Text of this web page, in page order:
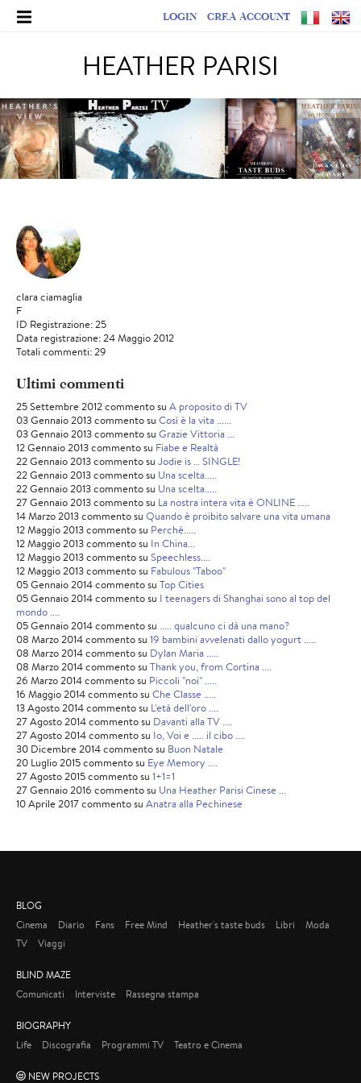
LOGIN CREA ACCOUNT
HEATHER PARISI
clara ciamaglia
F
ID Registrazione: 25
Data registrazione: 24 Maggio 2012
Totali commenti: 29
Ultimi commenti
25 Settembre 2012 commento su A proposito di TV
03 Gennaio 2013 commento su Così è la vita ......
03 Gennaio 2013 commento su Grazie Vittoria ...
12 Gennaio 2013 commento su Fiabe e Realtà
22 Gennaio 2013 commento su Jodie is … SINGLE!
22 Gennaio 2013 commento su Una scelta.....
22 Gennaio 2013 commento su Una scelta.....
27 Gennaio 2013 commento su La nostra intera vita è ONLINE .....
14 Marzo 2013 commento su Quando è proibito salvare una vita umana
12 Maggio 2013 commento su Perché.....
12 Maggio 2013 commento su In China...
12 Maggio 2013 commento su Speechless....
12 Maggio 2013 commento su Fabulous "Taboo"
05 Gennaio 2014 commento su Top Cities
05 Gennaio 2014 commento su I teenagers di Shanghai sono al top del
mondo ....
05 Gennaio 2014 commento su ..... qualcuno ci dà una mano?
08 Marzo 2014 commento su 19 bambini avvelenati dallo yogurt .....
08 Marzo 2014 commento su Dylan Maria .....
08 Marzo 2014 commento su Thank you, from Cortina ....
26 Marzo 2014 commento su Piccoli "noi" .....
16 Maggio 2014 commento su Che Classe .....
13 Agosto 2014 commento su L'età dell'oro ....
27 Agosto 2014 commento su Davanti alla TV ....
27 Agosto 2014 commento su Io, Voi e ..... il cibo ....
30 Dicembre 2014 commento su Buon Natale
20 Luglio 2015 commento su Eye Memory ....
27 Agosto 2015 commento su 1+1=1
27 Gennaio 2016 commento su Una Heather Parisi Cinese ...
10 Aprile 2017 commento su Anatra alla Pechinese
BLOG
Cinema
Diario Fans Free Mind Heather's taste buds Libri
Moda
TV
Viaggi
BLIND MAZE
Comunicati
Interviste Rassegna stampa
BIOGRAPHY
Life
Discografia Programmi TV Teatro e Cinema
NEW PROJECTS